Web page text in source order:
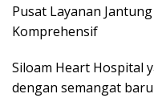
Pusat Layanan
Komprehensif
Siloam Heart Hospital
dengan semangat